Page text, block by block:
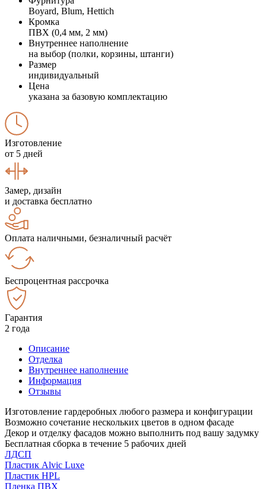
Boyard, Blum, Hettich
Кромка
ПВХ (0,4 мм, 2 мм)
Внутреннее наполнение
на выбор (полки, корзины, штанги)
Размер
индивидуальный
Цена
указана за базовую комплектацию
Изготовление
от 5 дней
Замер, дизайн
и доставка бесплатно
Оплата наличными, безналичный расчёт
Беспроцентная рассрочка
Гарантия
2 года
Описание
Отделка
Внутреннее наполнение
Информация
Отзывы
Изготовление гардеробных любого размера и конфигурации
Возможно сочетание нескольких цветов в одном фасаде
Декор и отделку фасадов можно выполнить под вашу задумку
Бесплатная сборка в течение 5 рабочих дней
ЛДСП
Пластик Alvic Luxe
Пластик HPL
Пленка ПВХ